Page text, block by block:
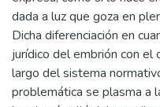
dada a luz que goza en
Dicha diferenciación en
jurídico del embrión con el
largo del sistema
problemática se plasma a